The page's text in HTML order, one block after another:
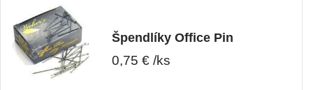
Špendlíky Office Pin
0,75 € /ks